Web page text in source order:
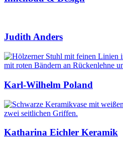
Judith Anders
Karl-Wilhelm Poland
Katharina Eichler Keramik